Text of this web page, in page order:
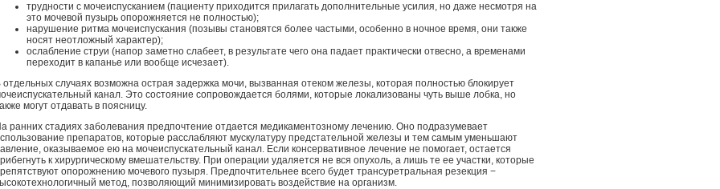
трудности с мочеиспусканием (пациенту приходится прилагать дополнительные усилия, но даже несмотря на
это мочевой пузырь опорожняется не полностью);
нарушение ритма мочеиспускания (позывы становятся более частыми, особенно в ночное время, они также
носят неотложный характер);
ослабление струи (напор заметно слабеет, в результате чего она падает практически отвесно, а временами
переходит в капанье или вообще исчезает).
отдельных случаях возможна острая задержка мочи, вызванная отеком железы, которая полностью блокирует
канал. Это состояние сопровождается болями, которые локализованы чуть выше лобка, но
могут отдавать в поясницу.
ранних стадиях заболевания предпочтение отдается медикаментозному лечению. Оно подразумевает
препаратов, которые расслабляют мускулатуру предстательной железы и тем самым уменьшают
оказываемое ею на мочеиспускательный канал. Если консервативное лечение не помогает, остается
к хирургическому вмешательству. При операции удаляется не вся опухоль, а лишь те ее участки, которые
опорожнению мочевого пузыря. Предпочтительнее всего будет трансуретральная резекция −
метод, позволяющий минимизировать воздействие на организм.